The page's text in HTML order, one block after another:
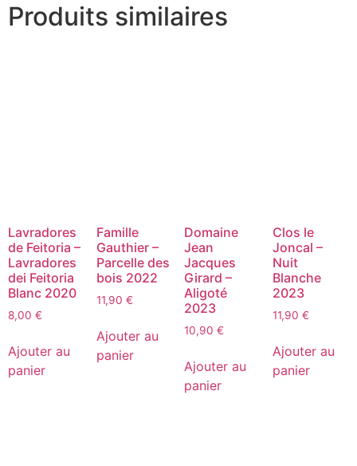
Produits similaires
Lavradores
de Feitoria –
Lavradores
dei Feitoria
Blanc 2020
8,00 €
Ajouter au
panier
Famille
Gauthier –
Parcelle des
bois 2022
11,90 €
Ajouter au
panier
Domaine
Jean
Jacques
Girard –
Aligoté
2023
10,90€
Ajouter au
panier
Clos le
Joncal –
Nuit
Blanche
2023
11,90 €
Ajouter au
panier